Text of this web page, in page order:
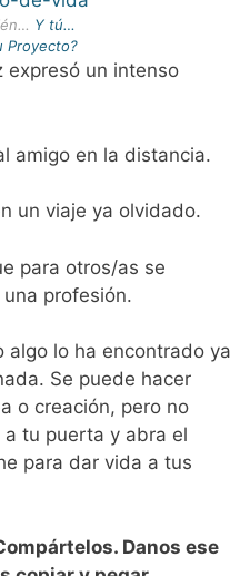
Y tú…
Proyecto?
expresó un intenso
amigo en la distancia.
un viaje ya olvidado.
para otros/as se
profesión.
algo lo ha encontrado ya
Se puede hacer
o creación, pero no
tu puerta y abra el
para dar vida a tus
Danos ese